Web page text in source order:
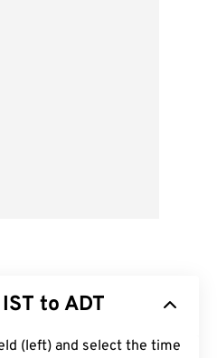
to ADT
(left) and select the time